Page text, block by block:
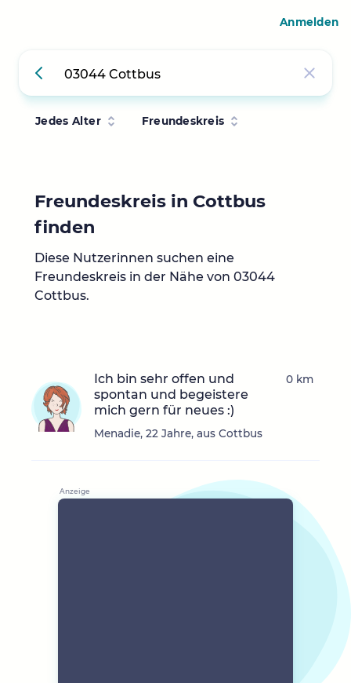
Jedes Alter Freundeskreis
Freundeskreis in Cottbus
finden
Diese Nutzerinnen suchen eine
Freundeskreis in der Nähe von 03044
Cottbus.
Ich bin sehr offen und
spontan und begeistere
mich gern für neues :)
Menadie, 22 Jahre, aus Cottbus
0 km
Anmelden